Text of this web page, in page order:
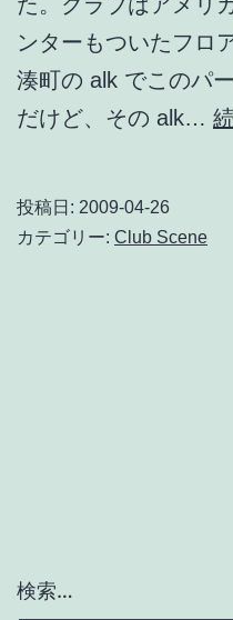
ンターもついたフロ
湊町の alk でこのパ
だけど、その alk…
投稿日: 2009-04-26
カテゴリー: Club Scene
検索…